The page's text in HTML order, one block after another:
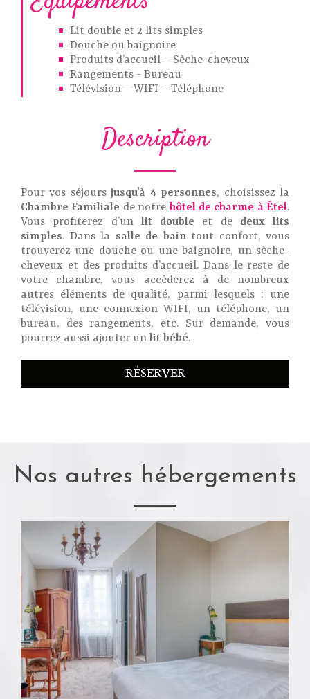
Lit double et 2 lits simples
Douche ou baignoire
Produits d’accueil – Sèche-cheveux
Rangements - Bureau
Télévision – WIFI – Téléphone
Description
Pour vos séjoursjusqu’à 4 personnes, choisissez la
Chambre Familiale de notre hôtel de charme à Étel.
Vous profiterez d’un lit double et de deux lits
simples. Dans la salle de bain tout confort, vous
trouverez une douche ou une baignoire, un sèche-
cheveux et des produits d’accueil. Dans le reste de
votre chambre, vous accèderez à de nombreux
autres éléments de qualité, parmi lesquels : une
télévision, une connexion WIFI, un téléphone, un
bureau, des rangements, etc. Sur demande, vous
pourrez aussi ajouter un lit bébé.
RÉSERVER
Nos autres hébergements